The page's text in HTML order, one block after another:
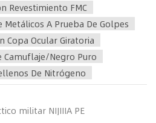
Revestimiento FMC
A Prueba De Golpes
Copa Ocular Giratoria
Camuflaje/negro Puro
De Nitrógeno
militar NIJIIIA PE